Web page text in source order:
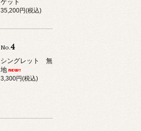
ケット
35,200円(税込)
No.4
シングレット 無
地
3,300円(税込)